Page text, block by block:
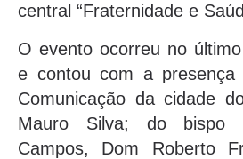
central “Fraternidade e
O evento ocorreu no
e contou com a presença
Comunicação da cidade
Mauro Silva; do bispo
Campos, Dom Roberto